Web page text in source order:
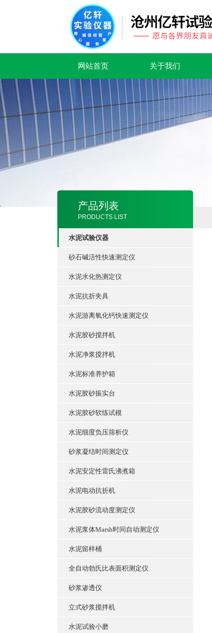
网站首页 关于我们
产品列表
PRODUCTS LIST
水泥试验仪器
砂石碱活性快速测定仪
水泥水化热测定仪
水泥抗折夹具
水泥游离氧化钙快速测定仪
水泥胶砂搅拌机
水泥净浆搅拌机
水泥标准养护箱
水泥胶砂振实台
水泥胶砂软练试模
水泥细度负压筛析仪
砂浆凝结时间测定仪
水泥安定性雷氏沸煮箱
水泥电动抗折机
水泥胶砂流动度测定仪
水泥浆体Marsh时间自动测定仪
水泥留样桶
全自动勃氏比表面积测定仪
砂浆渗透仪
立式砂浆搅拌机
水泥试验小磨